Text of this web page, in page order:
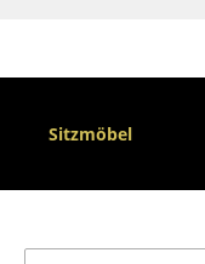
Bürodrehstühle
Konferenzstühle
Bürosessel
Sitzmöbel